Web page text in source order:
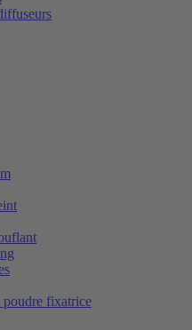
poudre fixatrice